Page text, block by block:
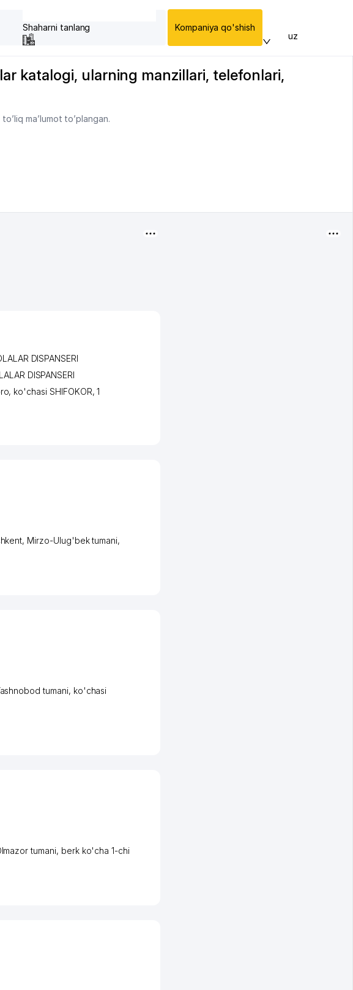
Shaharni tanlang Kompaniya qo'shish
uz
katalogi, ularning manzillari, telefonlari,
ma’lumot to’plangan.
DISPANSERI
DISPANSERI
, ko'chasi SHIFOKOR, 1
, Mirzo-Ulug'bek tumani,
tumani, ko'chasi
tumani, berk ko'cha 1-chi